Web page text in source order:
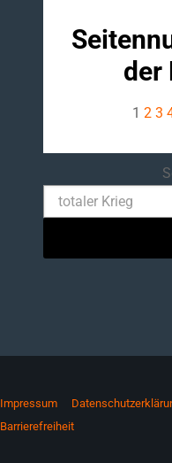
der
1 2 3
Impressum
Barrierefreiheit